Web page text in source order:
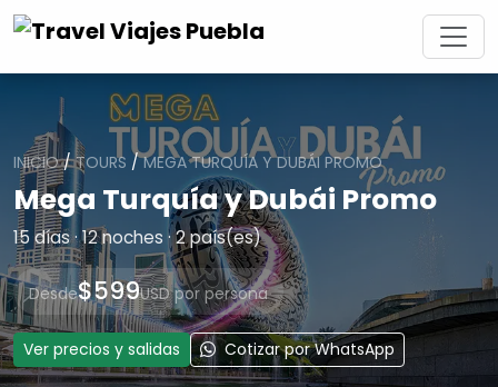
INICIO/TOURS /MEGA TURQUÍA Y DUBÁI PROMO
Mega Turquía y Dubái Promo
15 días · 12 noches · 2 país(es)
Desde$599USD por persona
Ver precios y salidas Cotizar por WhatsApp